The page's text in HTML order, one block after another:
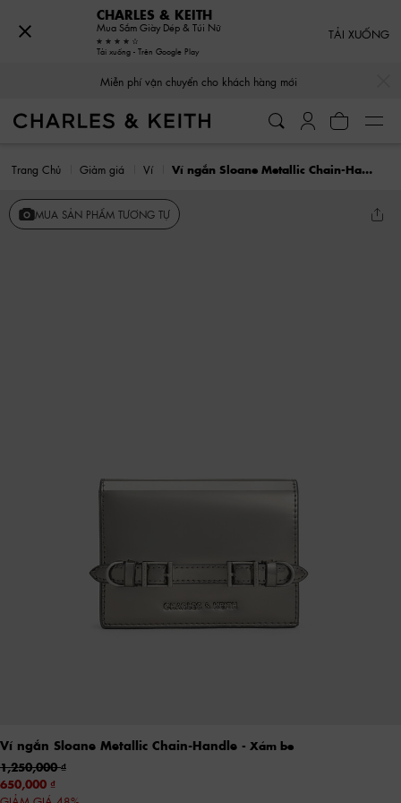
Miễn phí vận chuyển cho khách hàng mới
Trang Chủ Giảm giá Ví Ví ngắn Sloane Metallic Chain-Handle
MUA SẢN PHẨM TƯƠNG TỰ
Ví ngắn Sloane Metallic Chain-Handle - Xám be
1,250,000
650,000
CHARLES & KEITH
Mua Sắm Giày Dép & Túi Nữ
Tải xuống - Trên Google Play
TẢI XUỐNG